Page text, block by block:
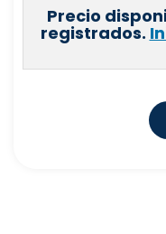
Precio
registrados.